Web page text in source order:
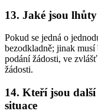
13. Jaké jsou
Pokud se jedná o
bezodkladně; jinak
podání žádosti, ve
žádosti.
14. Kteří jsou
situace